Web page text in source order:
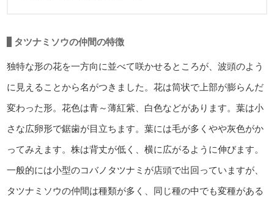
タツナミソウの仲間の特徴
独特な形の花を一方向に並べて咲かせるところが、波頭のよう
に見えることから名がつきました。花は筒状で上部が膨らんだ
変わった形。花色は青～薄紅紫、白色などがあります。葉は小
さな広卵形で鋸歯が目立ちます。葉には毛が多くやや灰色がか
ってみえます。株は背丈が低く、横に広がるように伸びます。
一般的には小型のコバノタツナミが店頭で出回っていますが、
タツナミソウの仲間は種類が多く、同じ種の中でも変種がある